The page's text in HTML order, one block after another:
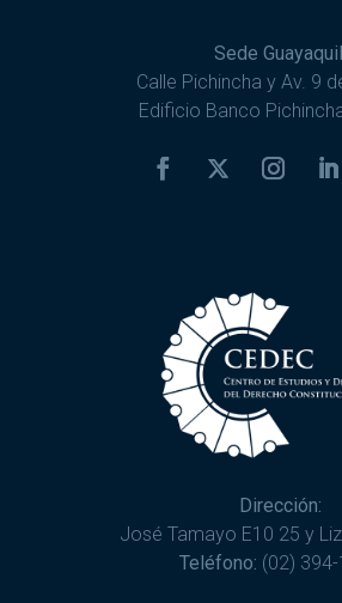
Sede
Calle Pichincha y Av. 9
Edificio Banco
Dirección:
José Tamayo E10 25 y
Teléfono: (02)